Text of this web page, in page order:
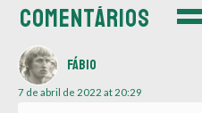
COMENTÁRIOS
Fábio
7 de abril de 2022 at 20:29